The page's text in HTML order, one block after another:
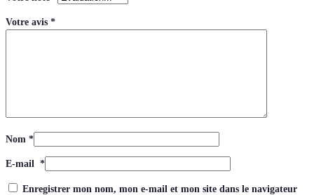
Votre avis *
Nom *
E-mail *
Enregistrer mon nom, mon e-mail et mon site dans le navigateur